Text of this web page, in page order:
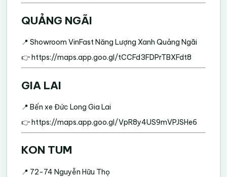
QUẢNG NGÃI
📍 Showroom VinFast Năng Lượng Xanh Quảng Ngãi
👉https://maps.app.goo.gl/tCCFd3FDPrTBXFdt8
GIA LAI
📍 Bến xe Đức Long Gia Lai
👉https://maps.app.goo.gl/VpR8y4US9mVPJSHe6
KON TUM
📍 72-74 Nguyễn Hữu Thọ